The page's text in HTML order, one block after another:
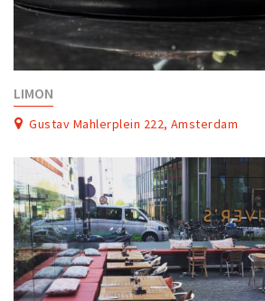
LIMON
Gustav Mahlerplein 222, Amsterdam